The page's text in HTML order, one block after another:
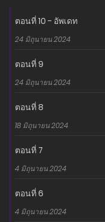
ตอนที่ 10 - อัพเดท
24 มิถุนายน 2024
ตอนที่ 9
24 มิถุนายน 2024
ตอนที่ 8
18 มิถุนายน 2024
ตอนที่ 7
4 มิถุนายน 2024
ตอนที่ 6
4 มิถุนายน 2024